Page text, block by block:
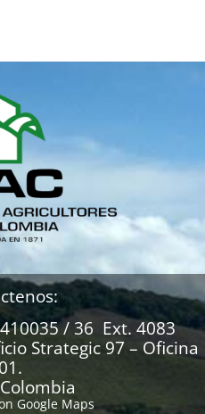
/ 36 Ext. 4083
Strategic 97 – Oficina
Google Maps